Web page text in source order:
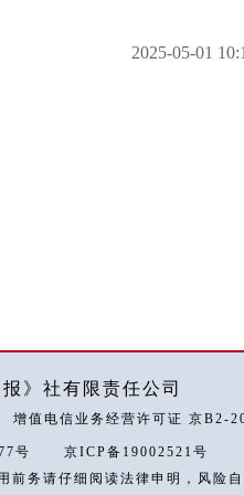
2025-05-01
报》社有限责任公司
增值电信业务经营许可证 京B2-
号
京ICP备19002521号
务请仔细阅读法律申明，风险自